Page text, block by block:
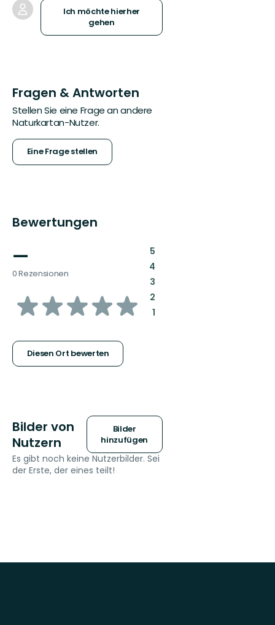
Ich möchte hierher
gehen
Fragen & Antworten
Stellen Sie eine Frage an andere
Naturkartan-Nutzer.
Eine Frage stellen
Bewertungen
—
0 Rezensionen
von
Sternen
Diesen Ort bewerten
5:
4:
3:
2:
1:
Bilder von
Nutzern
Bilder
hinzufügen
Es gibt noch keine Nutzerbilder. Sei
der Erste, der eines teilt!